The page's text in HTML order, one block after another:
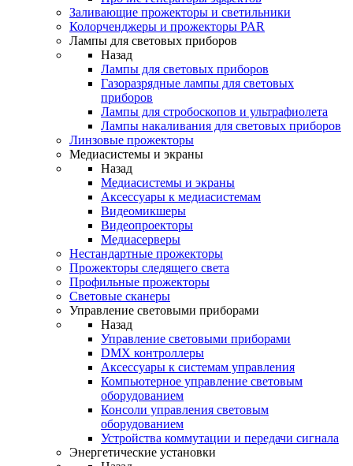
Заливающие прожекторы и светильники
Колорченджеры и прожекторы PAR
Лампы для световых приборов
Назад
Лампы для световых приборов
Газоразрядные лампы для световых
приборов
Лампы для стробоскопов и ультрафиолета
Лампы накаливания для световых приборов
Линзовые прожекторы
Медиасистемы и экраны
Назад
Медиасистемы и экраны
Аксессуары к медиасистемам
Видеомикшеры
Видеопроекторы
Медиасерверы
Нестандартные прожекторы
Прожекторы следящего света
Профильные прожекторы
Световые сканеры
Управление световыми приборами
Назад
Управление световыми приборами
DMX контроллеры
Аксессуары к системам управления
Компьютерное управление световым
оборудованием
Консоли управления световым
оборудованием
Устройства коммутации и передачи сигнала
Энергетические установки